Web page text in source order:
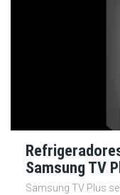
Samsung TV
Samsung TV Plus